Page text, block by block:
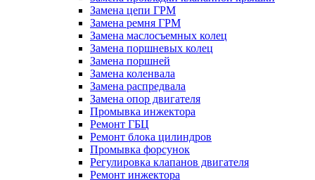
Замена цепи ГРМ
Замена ремня ГРМ
Замена маслосъемных колец
Замена поршневых колец
Замена поршней
Замена коленвала
Замена распредвала
Замена опор двигателя
Промывка инжектора
Ремонт ГБЦ
Ремонт блока цилиндров
Промывка форсунок
Регулировка клапанов двигателя
Ремонт инжектора